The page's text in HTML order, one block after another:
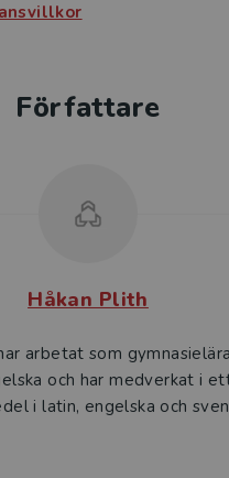
Författare
Håkan Plith
arbetat som
och har medverkat i
i latin, engelska och